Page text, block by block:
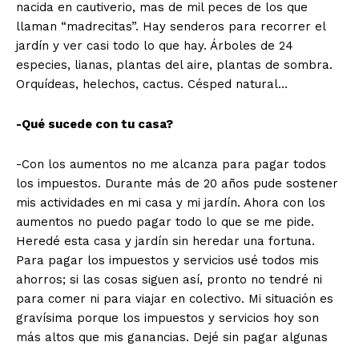
nacida en cautiverio, mas de mil peces de los que
llaman “madrecitas”. Hay senderos para recorrer el
jardín y ver casi todo lo que hay. Árboles de 24
especies, lianas, plantas del aire, plantas de sombra.
Orquídeas, helechos, cactus. Césped natural…
-Qué sucede con tu casa?
-Con los aumentos no me alcanza para pagar todos
los impuestos. Durante más de 20 años pude sostener
mis actividades en mi casa y mi jardín. Ahora con los
aumentos no puedo pagar todo lo que se me pide.
Heredé esta casa y jardín sin heredar una fortuna.
Para pagar los impuestos y servicios usé todos mis
ahorros; si las cosas siguen así, pronto no tendré ni
para comer ni para viajar en colectivo. Mi situación es
gravísima porque los impuestos y servicios hoy son
más altos que mis ganancias. Dejé sin pagar algunas